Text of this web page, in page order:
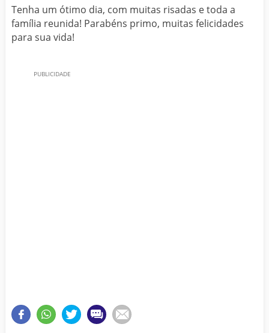
Tenha um ótimo dia, com muitas risadas e toda a
família reunida! Parabéns primo, muitas felicidades
para sua vida!